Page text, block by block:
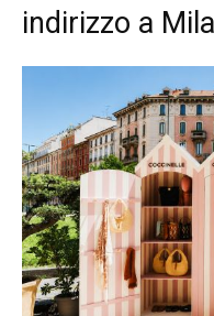
indirizzo a